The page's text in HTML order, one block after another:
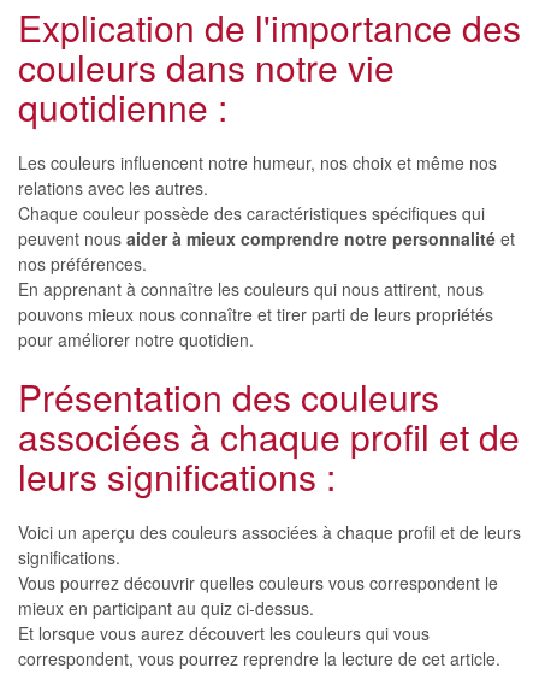
Explication de l'importance des
couleurs dans notre vie
quotidienne :
Les couleurs influencent notre humeur, nos choix et même nos
relations avec les autres.
Chaque couleur possède des caractéristiques spécifiques qui
peuvent nous aider à mieux comprendre notre personnalité et
nos préférences.
En apprenant à connaître les couleurs qui nous attirent, nous
pouvons mieux nous connaître et tirer parti de leurs propriétés
pour améliorer notre quotidien.
Présentation des couleurs
associées à chaque profil et de
leurs significations :
Voici un aperçu des couleurs associées à chaque profil et de leurs
significations.
Vous pourrez découvrir quelles couleurs vous correspondent le
mieux en participant au quiz ci-dessus.
Et lorsque vous aurez découvert les couleurs qui vous
correspondent, vous pourrez reprendre la lecture de cet article.